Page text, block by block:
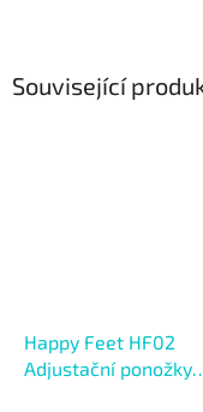
Související
Happy Feet HF02
Adjustační ponožky